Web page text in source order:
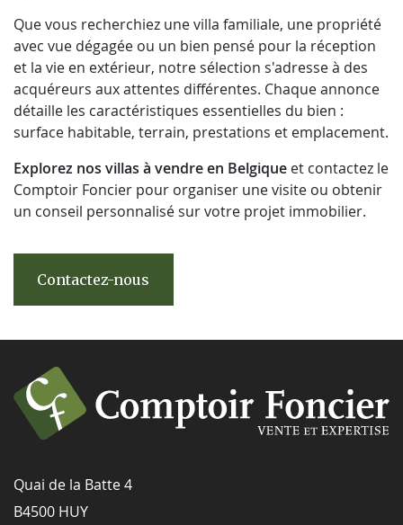
Que vous recherchiez une villa familiale, une propriété
avec vue dégagée ou un bien pensé pour la réception
et la vie en extérieur, notre sélection s'adresse à des
acquéreurs aux attentes différentes. Chaque annonce
détaille les caractéristiques essentielles du bien :
surface habitable, terrain, prestations et emplacement.
Explorez nos villas à vendre en Belgique et contactez le
Comptoir Foncier pour organiser une visite ou obtenir
un conseil personnalisé sur votre projet immobilier.
Contactez-nous
Quai de la Batte 4
B4500 HUY